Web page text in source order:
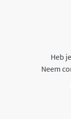
Heb
Neem